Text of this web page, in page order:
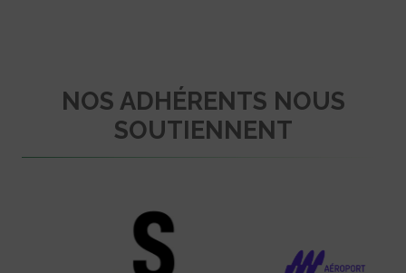
NOS ADHÉRENTS NOUS
SOUTIENNENT